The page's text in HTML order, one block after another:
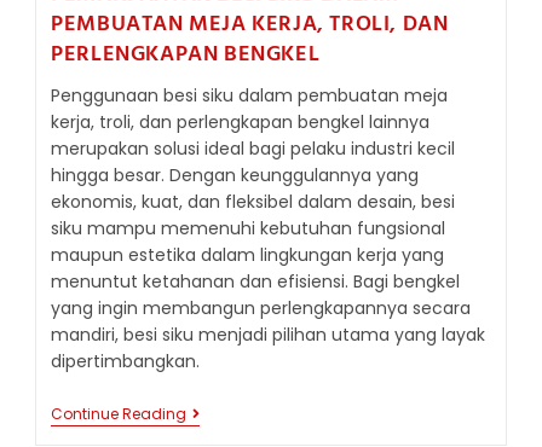
YANG
SERBAGUNA
PEMBUATAN MEJA KERJA, TROLI, DAN
PERLENGKAPAN BENGKEL
Penggunaan besi siku dalam pembuatan meja
kerja, troli, dan perlengkapan bengkel lainnya
merupakan solusi ideal bagi pelaku industri kecil
hingga besar. Dengan keunggulannya yang
ekonomis, kuat, dan fleksibel dalam desain, besi
siku mampu memenuhi kebutuhan fungsional
maupun estetika dalam lingkungan kerja yang
menuntut ketahanan dan efisiensi. Bagi bengkel
yang ingin membangun perlengkapannya secara
mandiri, besi siku menjadi pilihan utama yang layak
dipertimbangkan.
Continue Reading PEMANFAATAN
BESI